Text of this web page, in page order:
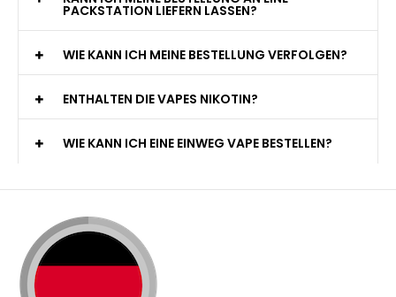
PACKSTATION LIEFERN LASSEN?
WIE KANN ICH MEINE BESTELLUNG VERFOLGEN?
ENTHALTEN DIE VAPES NIKOTIN?
WIE KANN ICH EINE EINWEG VAPE BESTELLEN?